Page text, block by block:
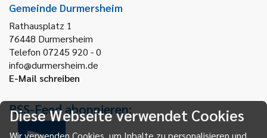
Gemeinde Durmersheim
Rathausplatz 1
76448 Durmersheim
Telefon 07245 920 - 0
info@durmersheim.de
E-Mail schreiben
RSS-Feed abonnieren:
Diese Webseite verwendet Cookies
Wir verwenden Cookies, um Inhalte zu personalisieren und